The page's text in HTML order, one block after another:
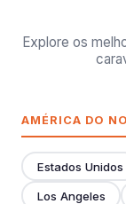
Explore os
AMÉRICA DO
Estados Unidos
Los Angeles